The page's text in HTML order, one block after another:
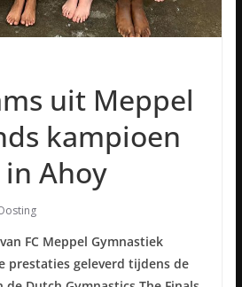
uit Meppel
kampioen
Ahoy
FC Meppel Gymnastiek
prestaties geleverd tijdens de